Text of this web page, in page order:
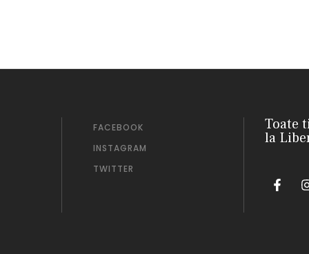
FACEBOOK
INSTAGRAM
TWITTER
Toate
la